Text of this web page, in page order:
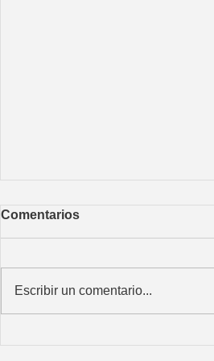
Comentarios
Escribir un comentario...